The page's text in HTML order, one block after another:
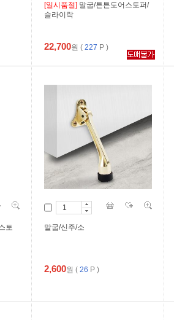
[일시품절] 말굽/튼튼도어스토퍼/
슬라이락
22,700원 ( 227 P )
토
말굽/신주/소
2,600원 ( 26 P )